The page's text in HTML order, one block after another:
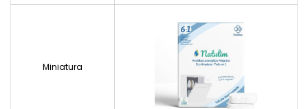
Miniatura